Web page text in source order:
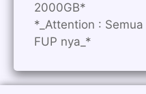
2000GB*
*_Attention :
FUP nya_*